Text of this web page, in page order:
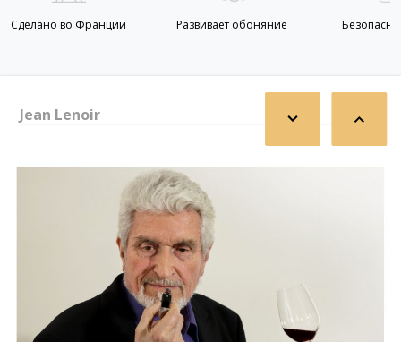
Сделано во Франции Развивает обоняние
Jean Lenoir